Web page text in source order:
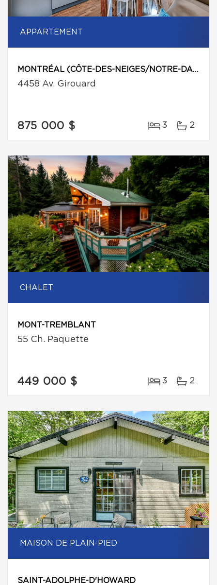
APPARTEMENT
MONTRÉAL (CÔTE-DES-NEIGES/NOTRE-DAME-DE-GRÂCE)
4458 Av. Girouard
875 000 $ 3 2
CHALET
MONT-TREMBLANT
55 Ch. Paquette
449 000 $ 3 2
MAISON DE PLAIN-PIED
SAINT-ADOLPHE-D'HOWARD